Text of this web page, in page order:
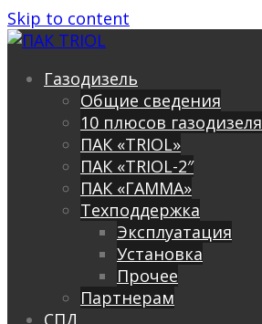
Skip to content
Газодизель
Общие сведения
10 плюсов газодизеля
ПАК «TRIOL»
ПАК «TRIOL-2″
ПАК «ГАММА»
Техподдержка
Эксплуатация
Установка
Прочее
Партнерам
СПД